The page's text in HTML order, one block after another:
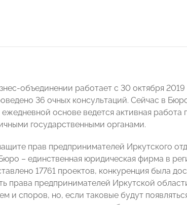
объединении работает с 30 октября
36 очных консультаций. Сейчас в
основе ведется активная
государственными органами.
прав предпринимателей Иркутского
– единственная юридическая фирма в
17761 проектов, конкуренция была
права предпринимателей Иркутской
и споров, но, если таковые будут